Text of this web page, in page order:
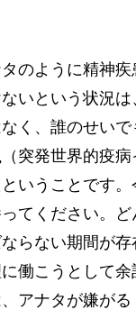
のように精神疾
いという状況
く、誰のせいで
突発世界的疫
いうことです。
てください。
らない期間が存
働こうとして
アナタが嫌が